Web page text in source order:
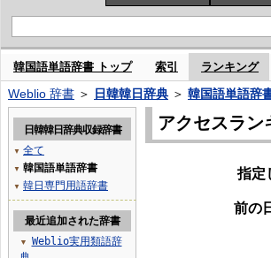
韓国語単語辞書 トップ 索引 ランキング
Weblio 辞書 ＞ 日韓韓日辞典 ＞ 韓国語単語辞
アクセスラン
指定
前の
日韓韓日辞典収録辞書
▼ 全て
▼ 韓国語単語辞書
▼ 韓日専門用語辞書
最近追加された辞書
▼
Weblio実用類語辞